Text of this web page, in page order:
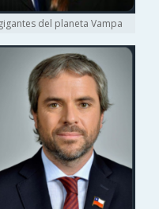
del planeta Vampa